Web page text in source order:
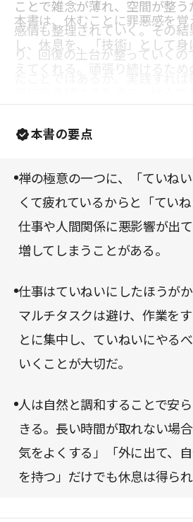
ことで雑念が薄れ、空間が整
感情も整理されていく。その結
り、回復の土台が整っていく
うな気がする習慣だ。
本書は、休むことに罪悪感を
し、休息を、「技術」として
えてくれる。頑張り続けるため
本書の要点
禅の極意の一つに、「ていね
くて疲れているからと「ていね
仕事や人間関係に悪影響が出
増してしまうことがある。
仕事はていねいにしたほうがか
マルチタスクは避け、作業を
とに集中し、ていねいにやる
いくことが大切だ。
人は自然と調和することで安
きる。長い時間が取れない場
気をよくする」「外に出て、
を持つ」だけでも休息は得られ